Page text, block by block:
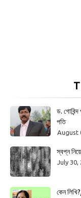
ড.
পতি
August
স্বপ্ন
July 30,
কেন